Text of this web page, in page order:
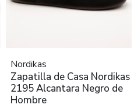
Nordikas
Zapatilla de Casa Nordikas
2195 Alcantara Negro de
Hombre